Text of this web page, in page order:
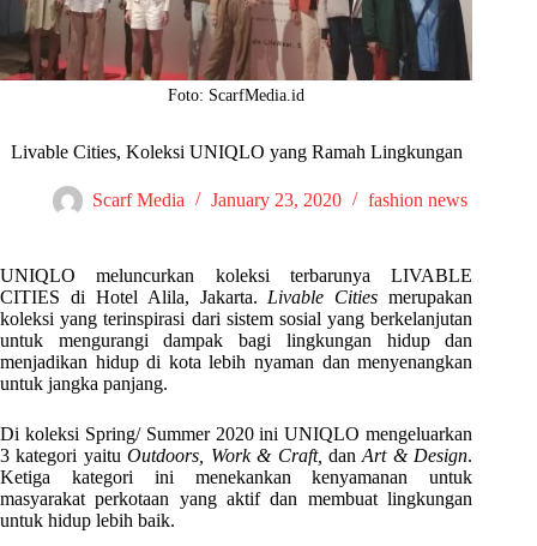
Foto: ScarfMedia.id
Livable Cities, Koleksi UNIQLO yang Ramah Lingkungan
Scarf Media January 23, 2020 fashion news
UNIQLO meluncurkan koleksi terbarunya LIVABLE
CITIES di Hotel Alila, Jakarta. Livable Cities merupakan
koleksi yang terinspirasi dari sistem sosial yang berkelanjutan
untuk mengurangi dampak bagi lingkungan hidup dan
menjadikan hidup di kota lebih nyaman dan menyenangkan
untuk jangka panjang.
Di koleksi Spring/ Summer 2020 ini UNIQLO mengeluarkan
3 kategori yaituOutdoors, Work & Craft, danArt & Design.
Ketiga kategori ini menekankan kenyamanan untuk
masyarakat perkotaan yang aktif dan membuat lingkungan
untuk hidup lebih baik.